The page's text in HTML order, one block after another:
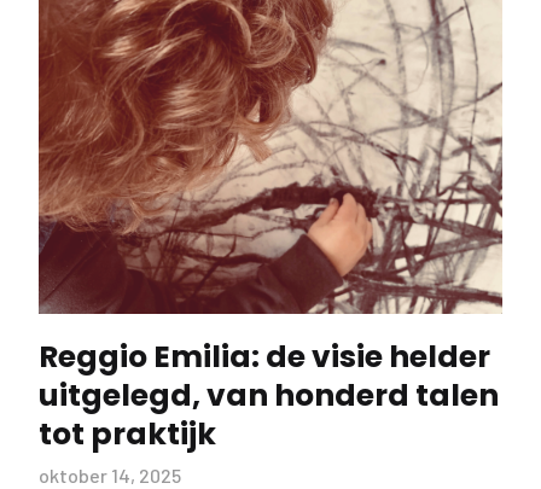
Reggio Emilia: de visie helder
uitgelegd, van honderd talen
tot praktijk
oktober 14, 2025